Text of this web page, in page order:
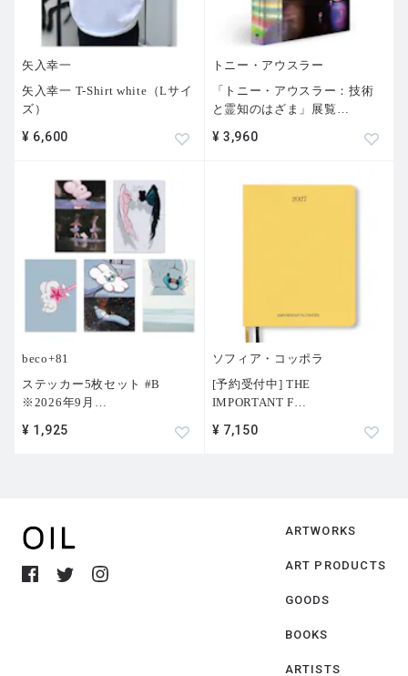
矢入幸一
矢入幸一 T-Shirt white（Lサイ
ズ）
¥ 6,600
トニー・アウスラー
「トニー・アウスラー：技術
と霊知のはざま」展覧
¥ 3,960
beco+81
ステッカー5枚セット #B
※2026年9月 …
¥ 1,925
ソフィア・コッポラ
[予約受付中] THE
IMPORTANT F…
¥ 7,150
ARTWORKS
ART PRODUCTS
GOODS
BOOKS
ARTISTS